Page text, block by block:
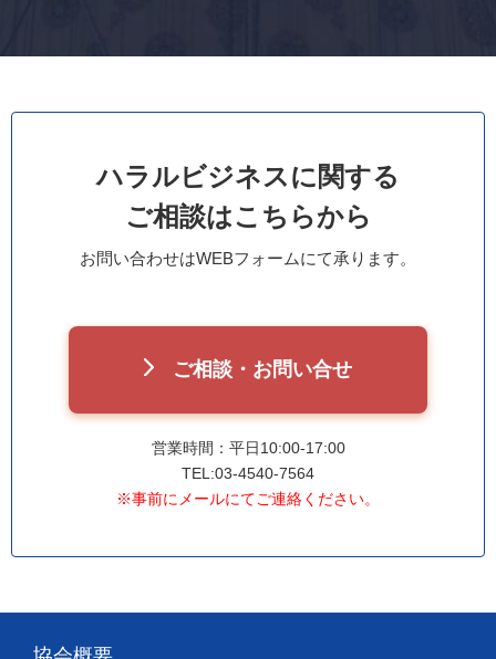
ハラルビジネスに関する
ご相談はこちらから
お問い合わせはWEBフォームにて承ります。
ご相談・お問い合せ
営業時間：平日10:00-17:00
TEL:03-4540-7564
※事前にメールにてご連絡ください。